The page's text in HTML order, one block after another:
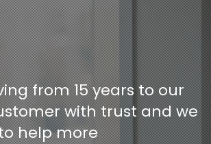
from 15 years to our
with trust and we
help more